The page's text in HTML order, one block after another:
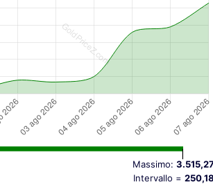
Massimo:
Intervallo =